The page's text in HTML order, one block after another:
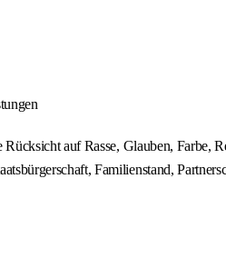
auf Rasse, Glauben, Farbe,
Familienstand,